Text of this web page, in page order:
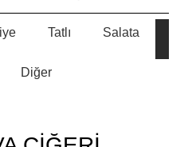
Tatlı Salata
Diğer
HURM